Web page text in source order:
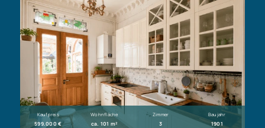
Kaufpreis
599.000 €
Wohnfläche
ca. 101 m²
Zimmer
3
Baujahr
1901